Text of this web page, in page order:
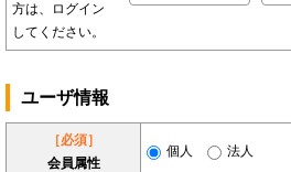
方は、ログイン
してください。
ユーザ情報
［必須］
会員属性
個人 法人